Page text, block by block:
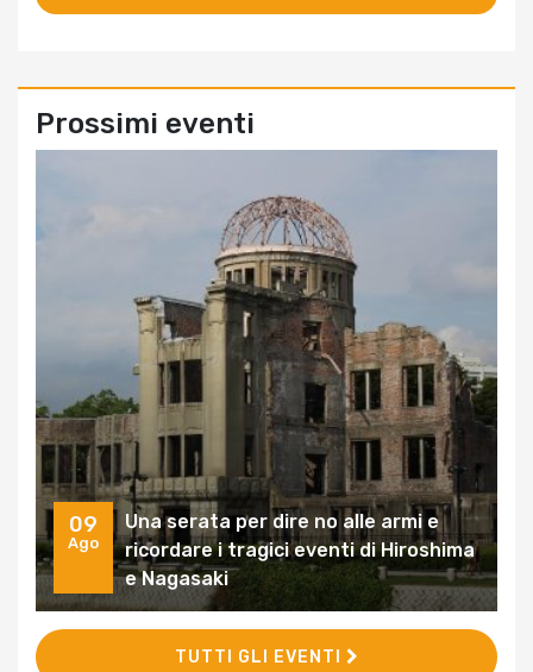
Prossimi eventi
09
Ago
Una serata per dire no alle armi e
ricordare i tragici eventi di Hiroshima
e Nagasaki
TUTTI GLI EVENTI